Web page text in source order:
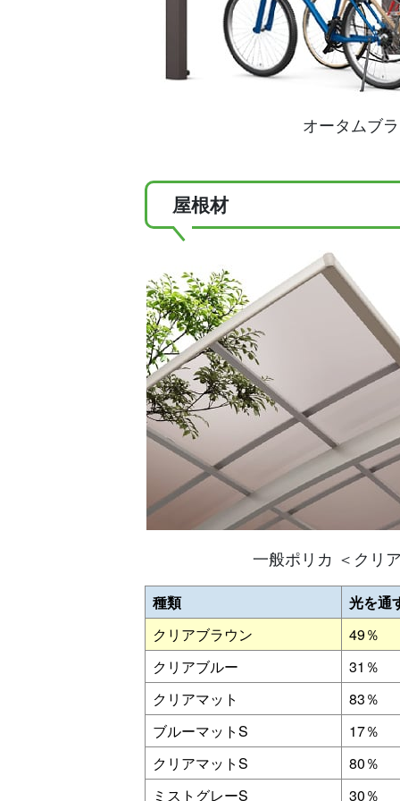
オータムブ
屋根材
一般ポリカ ＜クリ
種類
光を通
クリアブラウン
49％
クリアブルー
31％
クリアマット
83％
ブルーマットS
17％
クリアマットS
80％
ミストグレーS
30％